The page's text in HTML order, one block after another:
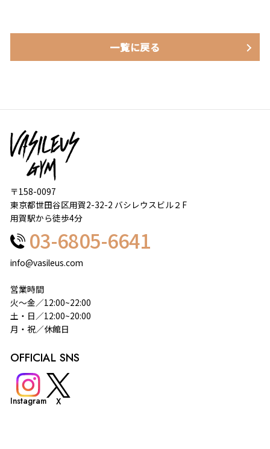
一覧に戻る
〒158-0097
東京都世田谷区用賀2-32-2 バシレウスビル２F
用賀駅から徒歩4分
03-6805-6641
info@vasileus.com
営業時間
火～金／12:00~22:00
土・日／12:00~20:00
月・祝／休館日
OFFICIAL SNS
Instagram X